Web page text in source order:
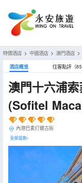
特價酒店 > 中國酒店 > 澳門酒店 >
酒店概览 住客點評（
澳門十六浦
(Sofitel
內港巴素打爾古街
全部設施>